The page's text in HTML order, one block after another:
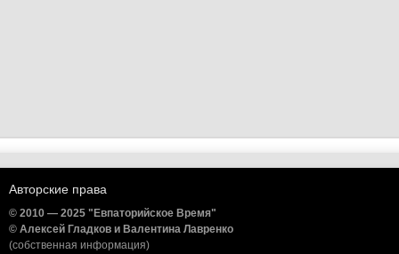
Авторские права
© 2010 — 2025 "Евпаторийское Время"
© Алексей Гладков и Валентина Лавренко
(собственная информация)